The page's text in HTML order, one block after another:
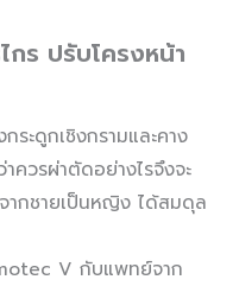
ร ปรับโครงหน้า
ะดูกเชิงกรามและคาง
ควรผ่าตัดอย่างไรจึงจะ
ากชายเป็นหญิง ได้สมดุล
V กับแพทย์จาก